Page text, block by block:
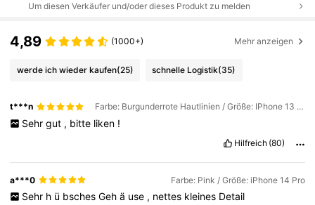
Um diesen Verkäufer und/oder dieses Produkt zu melden
4,89 (1000+) Mehr anzeigen
werde ich wieder kaufen(25) schnelle Logistik(35)
t***n Farbe: Burgunderrote Hautlinien / Größe: IPhone 13 pro
Sehr gut , bitte liken !
Hilfreich (80)
a***0 Farbe: Pink / Größe: iPhone 14 Pro
Sehr h ü bsches Geh ä use , nettes kleines Detail